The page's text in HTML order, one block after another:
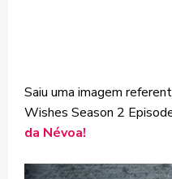
Saiu uma imagem
Wishes Season 2
da Névoa!